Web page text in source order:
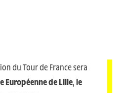
du Tour de France sera
Européenne de Lille,le